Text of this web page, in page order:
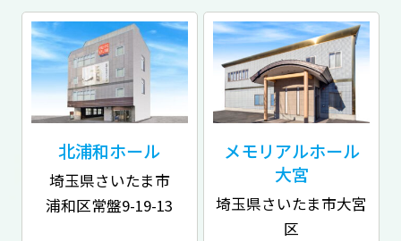
北浦和ホール
埼玉県さいたま市
浦和区常盤9-19-13
メモリアルホール
大宮
埼玉県さいたま市大宮
区